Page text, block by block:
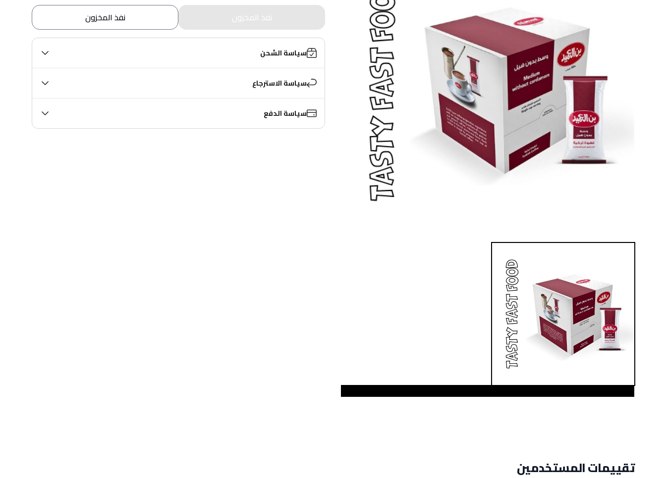
نفذ المخزون نفذ المخزون
سياسة الشحن
سياسة الاسترجاع
سياسة الدفع
تقييمات المستخدمين